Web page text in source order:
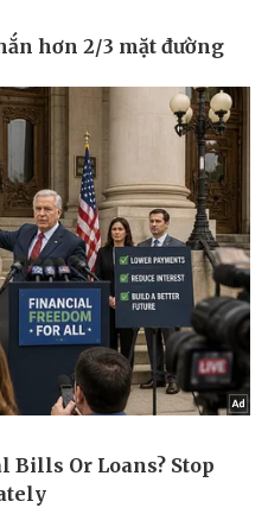
Ô tô - Xe máy
Ô tô
Xe máy
Tư vấn